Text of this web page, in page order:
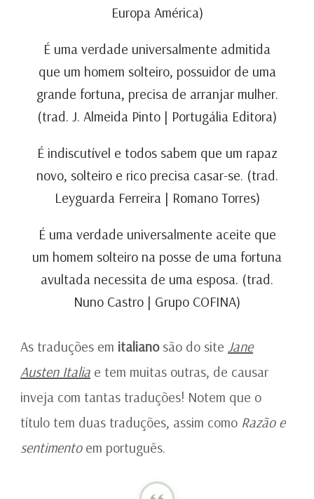
Europa América)
É uma verdade universalmente admitida
que um homem solteiro, possuidor de uma
grande fortuna, precisa de arranjar mulher.
(trad. J. Almeida Pinto | Portugália Editora)
É indiscutível e todos sabem que um rapaz
novo, solteiro e rico precisa casar-se. (trad.
Leyguarda Ferreira | Romano Torres)
É uma verdade universalmente aceite que
um homem solteiro na posse de uma fortuna
avultada necessita de uma esposa. (trad.
Nuno Castro | Grupo COFINA)
As traduções em italianosão do site Jane
Austen Italia e tem muitas outras, de causar
inveja com tantas traduções! Notem que o
título tem duas traduções, assim como Razão e
sentimentoem português.